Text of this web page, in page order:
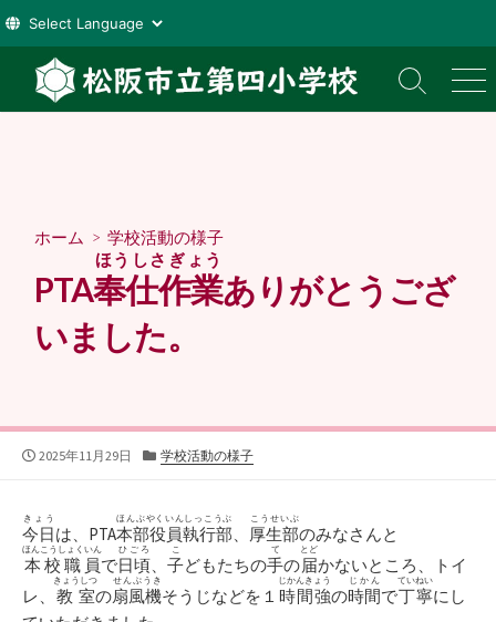
テ
検
索
メ
ニ
ホーム > 学校活動の様子
PTA奉仕作業
ほうしさぎょう
ありがとうござ
いました。
公
2025年11月29日
カ
リ
ー
学校活動の様子
今日
きょう
は、PTA本部役員執行部
ほんぶやくいんしっこうぶ
、 厚生部
こうせいぶ
のみなさんと
本校職員
ほんこうしょくいん
で日頃
ひごろ
、 子
こ
どもたちの手
て
の届
とど
かないところ、トイ
レ、 教室
きょうしつ
の扇風機
せんぷうき
そうじなどを１ 時間強
じかんきょう
の時間
じかん
で丁寧
ていねい
にし